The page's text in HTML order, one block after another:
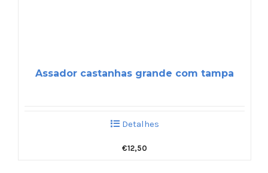
Assador castanhas grande com tampa
Detalhes
€12,50